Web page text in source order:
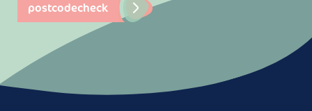
postcodecheck